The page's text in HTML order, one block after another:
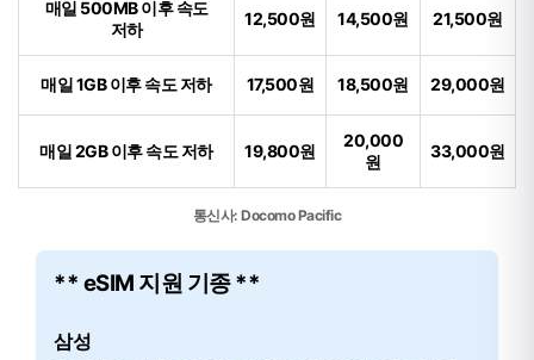
매일 500MB 이후 속도
저하
12,500원 14,500원 21,500원
매일 1GB 이후 속도 저하 17,500원 18,500원 29,000원
매일 2GB 이후 속도 저하 19,800원
20,000
원
33,000원
통신사: Docomo Pacific
** eSIM 지원 기종 **
삼성